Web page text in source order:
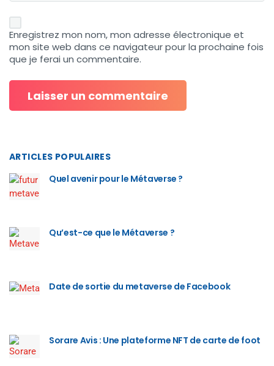
Enregistrez mon nom, mon adresse électronique et
mon site web dans ce navigateur pour la prochaine fois
que je ferai un commentaire.
ARTICLES POPULAIRES
Quel avenir pour le Métaverse ?
Qu’est-ce que le Métaverse ?
Date de sortie du metaverse de Facebook
Sorare Avis : Une plateforme NFT de carte de foot